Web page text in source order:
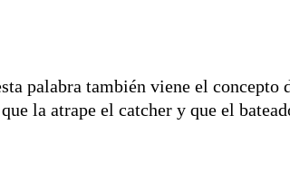
palabra también viene el concepto
la atrape el catcher y que el